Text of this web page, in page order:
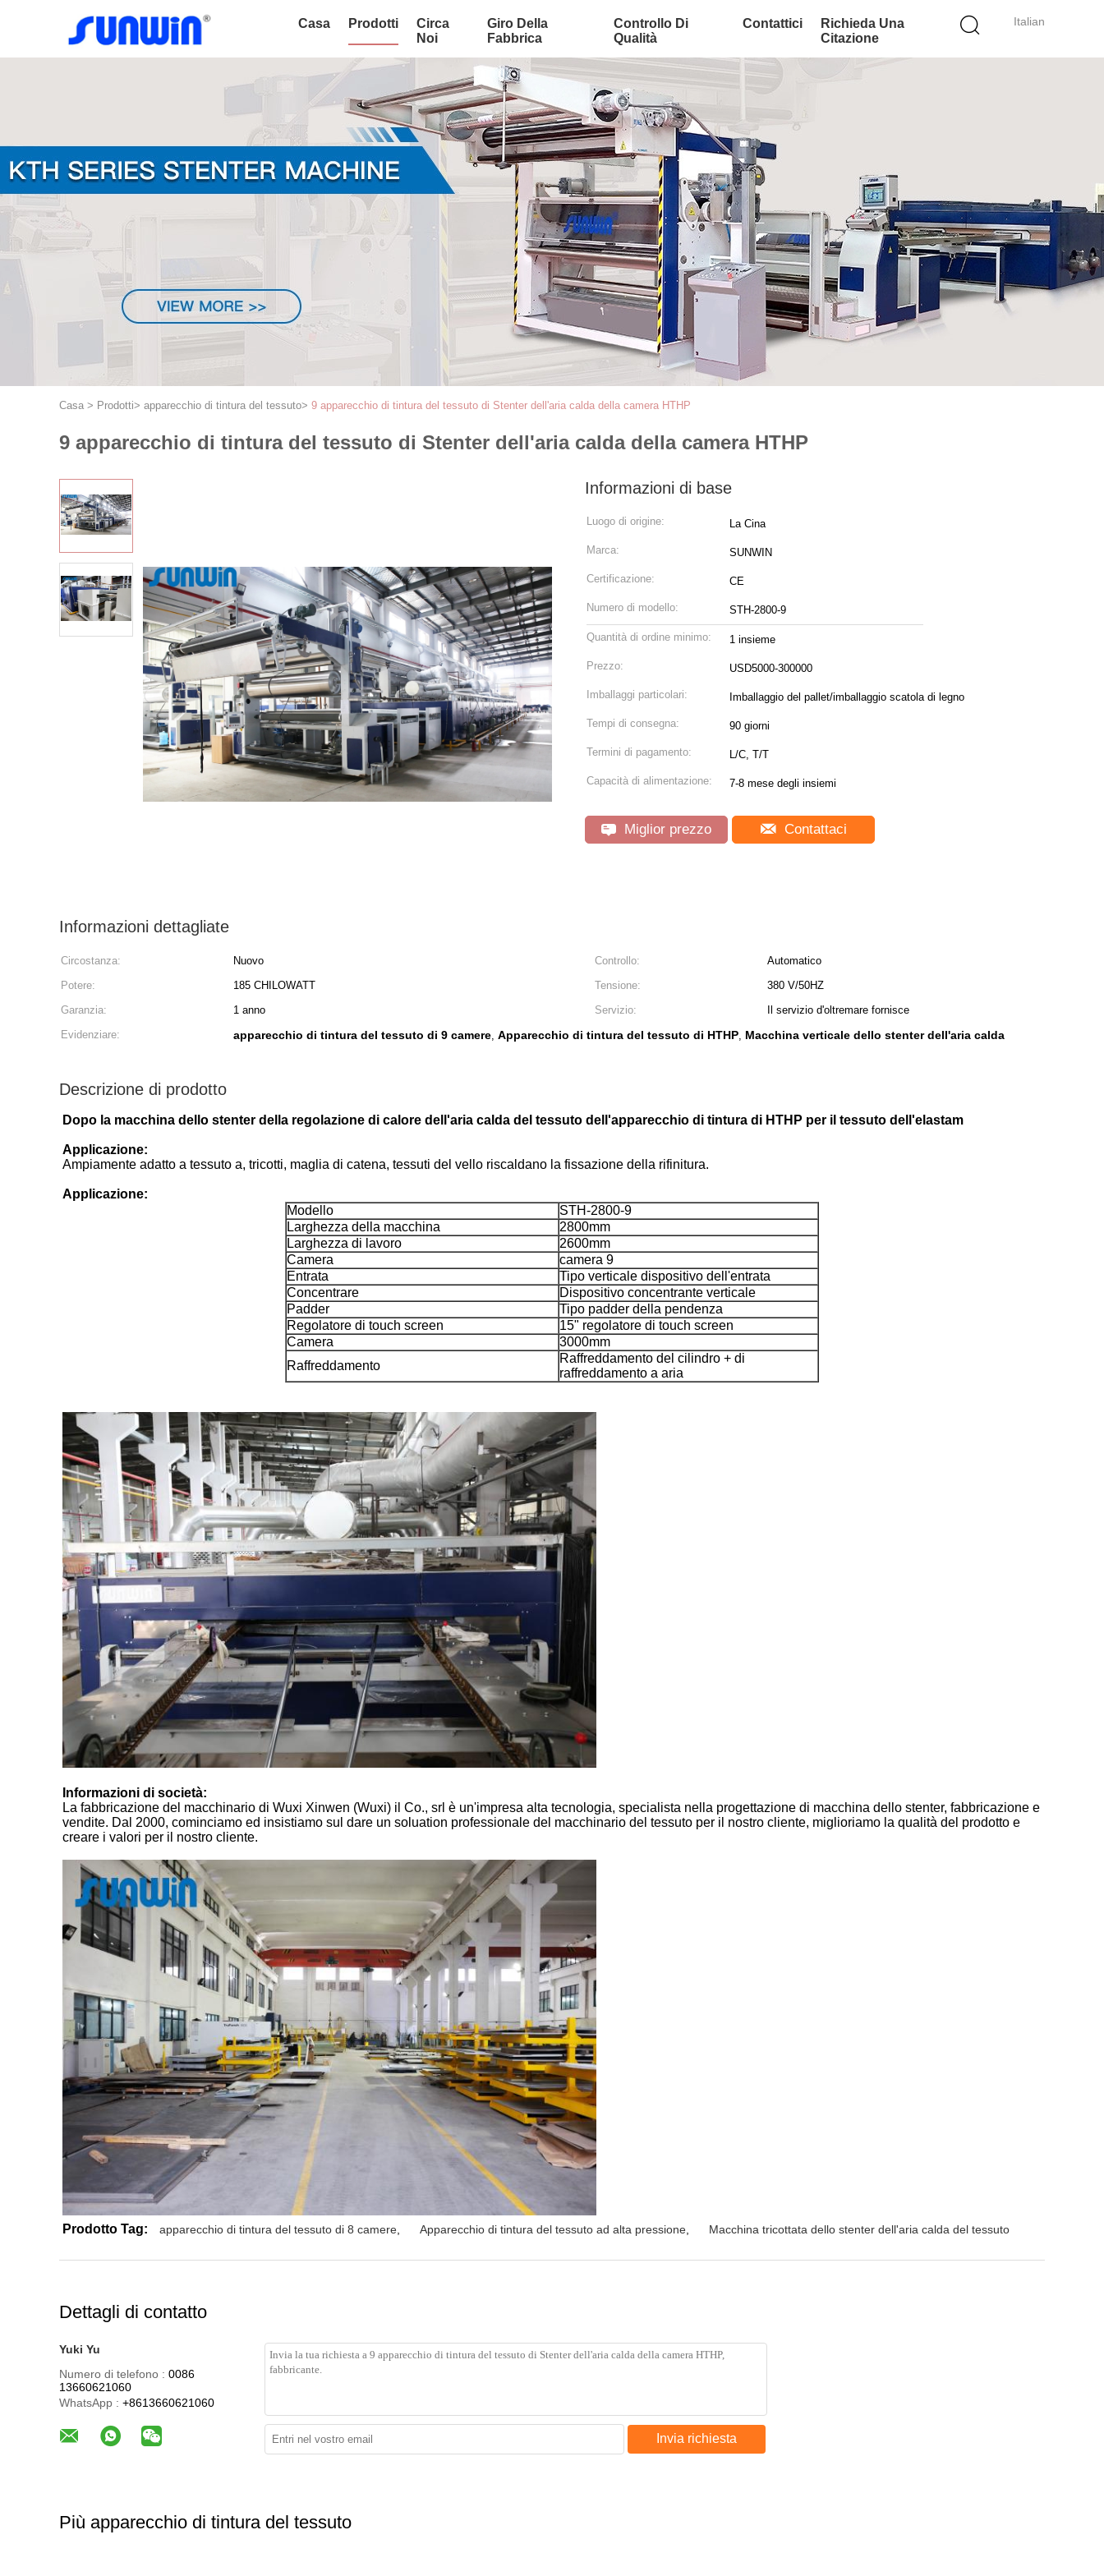
Italian
Casa Prodotti
Circa
Noi
Giro Della
Fabbrica
Controllo Di
Qualità
Contattici
Richieda Una
Citazione
Casa > Prodotti> apparecchio di tintura del tessuto> 9 apparecchio di tintura del tessuto di Stenter dell'aria calda della camera HTHP
9 apparecchio di tintura del tessuto di Stenter dell'aria calda della camera HTHP
Informazioni di base
Luogo di origine: La Cina
Marca: SUNWIN
Certificazione: CE
Numero di modello: STH-2800-9
Quantità di ordine minimo: 1 insieme
Prezzo: USD5000-300000
Imballaggi particolari: Imballaggio del pallet/imballaggio scatola di legno
Tempi di consegna: 90 giorni
Termini di pagamento: L/C, T/T
Capacità di alimentazione: 7-8 mese degli insiemi
Miglior prezzo Contattaci
Informazioni dettagliate
Circostanza: Nuovo Controllo:
Automatico
Potere:
185 CHILOWATT Tensione:
380 V/50HZ
Garanzia:
1 anno Servizio:
Il servizio d'oltremare fornisce
Evidenziare:
apparecchio di tintura del tessuto di 9 camere, Apparecchio di tintura del tessuto di HTHP, Macchina verticale dello stenter dell'aria calda
Descrizione di prodotto
Dopo la macchina dello stenter della regolazione di calore dell'aria calda del tessuto dell'apparecchio di tintura di HTHP per il tessuto dell'elastam
Applicazione:
Ampiamente adatto a tessuto a, tricotti, maglia di catena, tessuti del vello riscaldano la fissazione della rifinitura.
Applicazione:
Modello
STH-2800-9
Larghezza della macchina
2800mm
Larghezza di lavoro
2600mm
Camera
camera 9
Entrata
Tipo verticale dispositivo dell'entrata
Concentrare
Dispositivo concentrante verticale
Padder
Tipo padder della pendenza
Regolatore di touch screen
15" regolatore di touch screen
Camera
3000mm
Raffreddamento
Raffreddamento del cilindro + di
raffreddamento a aria
Informazioni di società:
La fabbricazione del macchinario di Wuxi Xinwen (Wuxi) il Co., srl è un'impresa alta tecnologia, specialista nella progettazione di macchina dello stenter, fabbricazione e
vendite. Dal 2000, cominciamo ed insistiamo sul dare un soluation professionale del macchinario del tessuto per il nostro cliente, miglioriamo la qualità del prodotto e
creare i valori per il nostro cliente.
Prodotto Tag: apparecchio di tintura del tessuto di 8 camere Apparecchio di tintura del tessuto ad alta pressione Macchina tricottata dello stenter dell'aria calda del tessuto
Dettagli di contatto
Yuki Yu
Numero di telefono : 0086
13660621060
WhatsApp : +8613660621060
Invia richiesta
Più apparecchio di tintura del tessuto